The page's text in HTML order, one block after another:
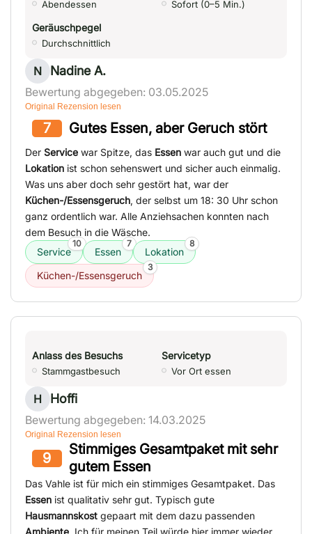
Abendessen Sofort (0–5 Min.)
Geräuschpegel
Durchschnittlich
N Nadine A.
Bewertung abgegeben: 03.05.2025
Original Rezension lesen
7 Gutes Essen, aber Geruch stört
Der Service war Spitze, das Essen war auch gut und die
Lokation ist schon sehenswert und sicher auch einmalig.
Was uns aber doch sehr gestört hat, war der
Küchen-/Essensgeruch, der selbst um 18: 30 Uhr schon
ganz ordentlich war. Alle Anziehsachen konnten nach
dem Besuch in die Wäsche.
Service
10
Essen
7
Lokation
8
Küchen-/Essensgeruch
3
Anlass des Besuchs
Stammgastbesuch
Servicetyp
Vor Ort essen
H Hoffi
Bewertung abgegeben: 14.03.2025
Original Rezension lesen
9
Stimmiges Gesamtpaket mit sehr
gutem Essen
Das Vahle ist für mich ein stimmiges Gesamtpaket. Das
Essen ist qualitativ sehr gut. Typisch gute
Hausmannskost gepaart mit dem dazu passenden